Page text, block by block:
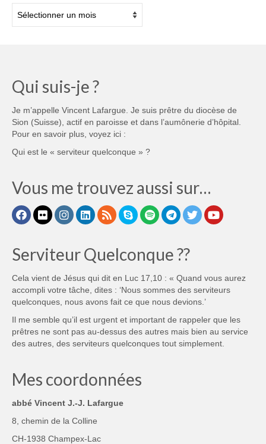
Qui suis-je ?
Je m’appelle Vincent Lafargue. Je suis prêtre du diocèse de
Sion (Suisse), actif en paroisse et dans l’aumônerie d’hôpital.
Pour en savoir plus, voyez ici :
Qui est le « serviteur quelconque » ?
Vous me trouvez aussi sur…
Serviteur Quelconque ??
Cela vient de Jésus qui dit en Luc 17,10 : « Quand vous aurez
accompli votre tâche, dites : ‘Nous sommes des serviteurs
quelconques, nous avons fait ce que nous devions.’
Il me semble qu’il est urgent et important de rappeler que les
prêtres ne sont pas au-dessus des autres mais bien au service
des autres, des serviteurs quelconques tout simplement.
Mes coordonnées
abbé Vincent J.-J. Lafargue
8, chemin de la Colline
CH-1938 Champex-Lac